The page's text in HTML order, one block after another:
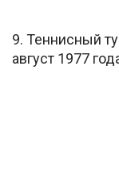
9. Теннисный
август 1977